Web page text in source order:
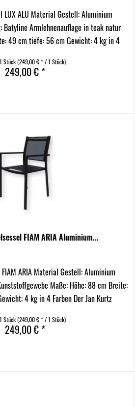
LUX ALU Material Gestell: Aluminium
Batyline Armlehnenauflage in teak natur
49 cm tiefe: 56 cm Gewicht: 4 kg in 4
1 Stück(249,00 € * / 1 Stück)
249,00 € *
FIAM ARIA Aluminium...
ARIA Material Gestell: Aluminium
Maße: Höhe: 88 cm Breite:
4 kg in 4 Farben Der Jan Kurtz
1 Stück(249,00 € * / 1 Stück)
249,00 € *